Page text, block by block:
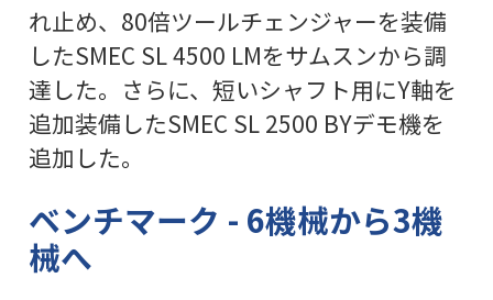
れ止め、80倍ツールチェンジャーを装備
したSMEC SL 4500 LMをサムスンから調
達した。さらに、短いシャフト用にY軸を
追加装備したSMEC SL 2500 BYデモ機を
追加した。
ベンチマーク - 6機械から3機
械へ